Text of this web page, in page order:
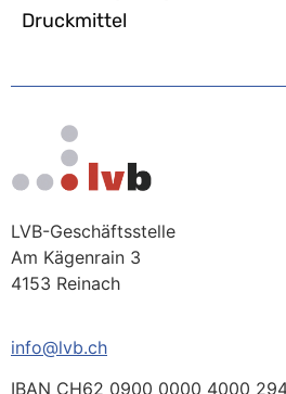
Druckmittel
LVB-Geschäftsstelle
Am Kägenrain 3
4153 Reinach
info@lvb.ch
IBAN CH62 0900 0000 4000